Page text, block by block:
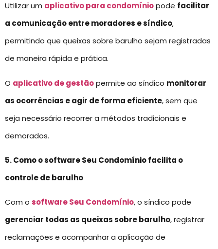
Utilizar um aplicativo para condomíniopode facilitar
a comunicação entre moradores e síndico,
permitindo que queixas sobre barulho sejam registradas
de maneira rápida e prática.
O aplicativo de gestãopermite ao síndico monitorar
as ocorrências e agir de forma eficiente, sem que
seja necessário recorrer a métodos tradicionais e
demorados.
5. Como o software Seu Condomínio facilita o
controle de barulho
Com o software Seu Condomínio, o síndico pode
gerenciar todas as queixas sobre barulho, registrar
reclamações e acompanhar a aplicação de